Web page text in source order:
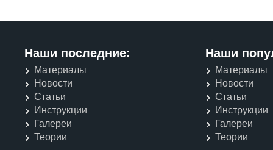
Наши последние:
Материалы
Новости
Статьи
Инструкции
Галереи
Теории
Наши
Материалы
Новости
Статьи
Инструкции
Галереи
Теории